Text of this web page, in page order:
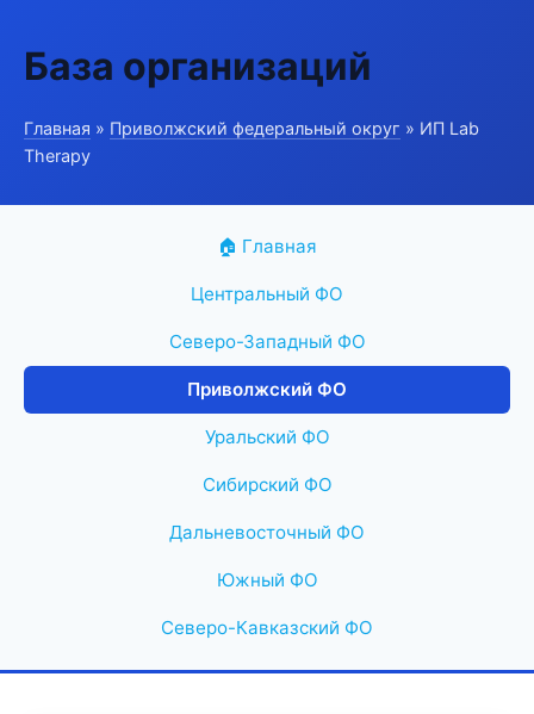
База организаций
Главная » Приволжский федеральный округ » ИП Lab
Therapy
🏠 Главная
Центральный ФО
Северо-Западный ФО
Приволжский ФО
Уральский ФО
Сибирский ФО
Дальневосточный ФО
Южный ФО
Северо-Кавказский ФО